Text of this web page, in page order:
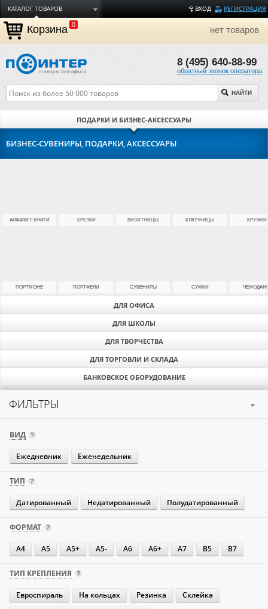
ВХОД РЕГИСТРАЦИЯ
КАТАЛОГ ТОВАРОВ
ДОСТАВКА
ОПЛАТА
ТОРГОВЫЕ МАРКИ
О КОМПАНИИ
Корзина 0 нет товаров
8 (495) 640-88-99
обратный звонок оператора
НАЙТИ
ДЛЯ ОФИСА
ДЛЯ ШКОЛЫ
ДЛЯ ТВОРЧЕСТВА
ДЛЯ ТОРГОВЛИ И СКЛАДА
БАНКОВСКОЕ ОБОРУДОВАНИЕ
ПОДАРКИ И БИЗНЕС-АКСЕССУАРЫ
БИЗНЕС-СУВЕНИРЫ, ПОДАРКИ, АКСЕССУАРЫ
АЛФАВИТ. КНИГИ БРЕЛКИ ВИЗИТНИЦЫ КЛЮЧНИЦЫ КРУЖКИ
ПОРТМОНЕ ПОРТФЕЛИ СУВЕНИРЫ СУМКИ
ФИЛЬТРЫ
ВИД
Ежедневник Еженедельник
ТИП
Датированный Недатированный Полудатированный
ФОРМАТ
A4 A5 A5+ A5- A6 A6+ A7 B5 В7
ТИП КРЕПЛЕНИЯ
Евроспираль На кольцах Резинка
Склейка